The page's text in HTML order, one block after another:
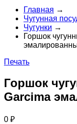
Главная →
Чугунная
Чугунки →
Горшок
Печать
Горшок
Garcima
0 ₽